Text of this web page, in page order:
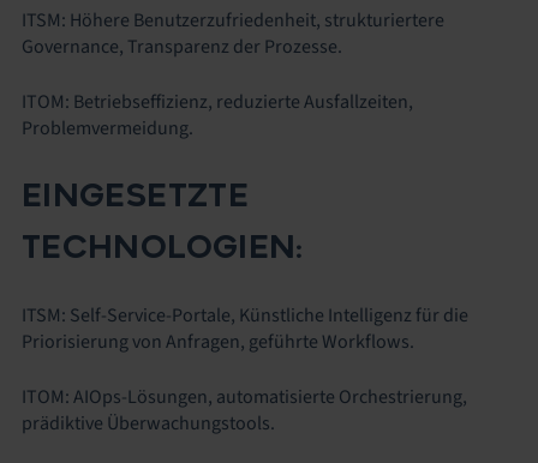
ITSM: Höhere Benutzerzufriedenheit, strukturiertere
Governance, Transparenz der Prozesse.
ITOM: Betriebseffizienz, reduzierte Ausfallzeiten,
Problemvermeidung.
EINGESETZTE
TECHNOLOGIEN:
ITSM: Self-Service-Portale, Künstliche Intelligenz für die
Priorisierung von Anfragen, geführte Workflows.
ITOM: AIOps-Lösungen, automatisierte Orchestrierung,
prädiktive Überwachungstools.